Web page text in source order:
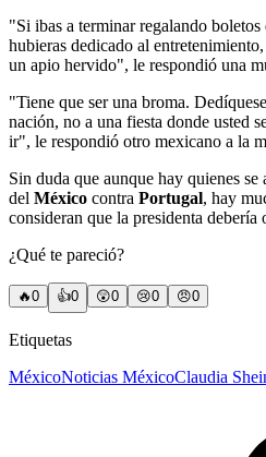
"Si ibas a terminar regalando
hubieras dedicado al
un apio hervido", le respondió una
"Tiene que ser una broma.
nación, no a una fiesta donde usted
ir", le respondió otro mexicano a la
Sin duda que aunque hay quienes
del México contra Portugal, hay
consideran que la presidenta debería
¿Qué te pareció?
🔥0 👍0 😲0 😢0 😠0
Etiquetas
MéxicoNoticias MéxicoClaudia